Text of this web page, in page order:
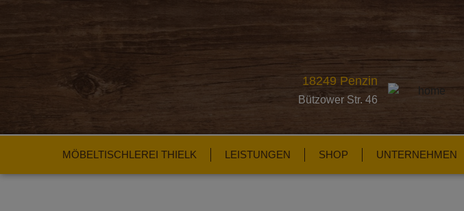
18249 Penzin
Bützower Str. 46
MÖBELTISCHLEREI THIELK LEISTUNGEN SHOP UNTERNEHMEN